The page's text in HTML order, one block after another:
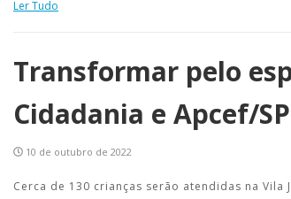
Ler Tudo
Transformar pelo
Cidadania e Apcef/SP
10 de outubro de 2022
Cerca de 130 crianças serão atendidas na